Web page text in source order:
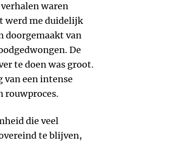
waren
werd me duidelijk
doorgemaakt van
De
te doen was groot.
van een intense
rouwproces.
die veel
te blijven,